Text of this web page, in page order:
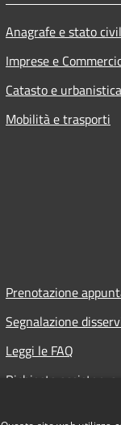
Anagrafe e stato
Imprese e
Catasto e urbanistica
Mobilità e trasporti
Prenotazione
Segnalazione
Leggi le FAQ
Richiesta assistenza